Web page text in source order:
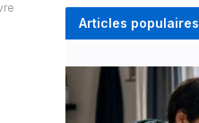
Articles populaires